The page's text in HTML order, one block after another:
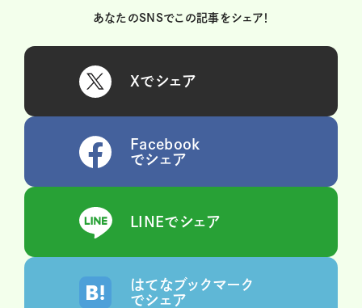
あなたのSNSでこの記事をシェア！
Xでシェア
Facebook
でシェア
LINEでシェア
はてなブックマーク
でシェア